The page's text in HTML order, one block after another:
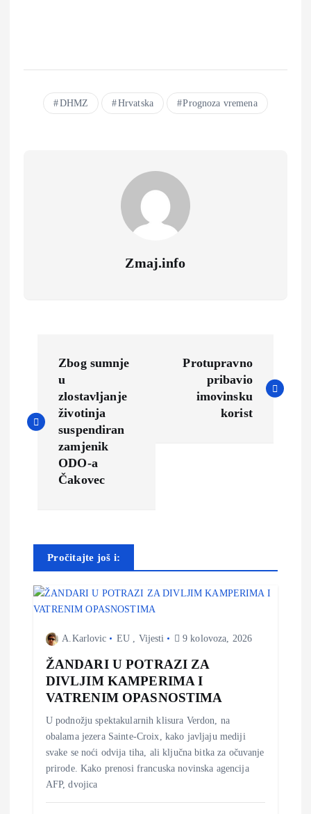
DHMZ Hrvatska Prognoza vremena
Zmaj.info
v
c
Zbog sumnje
u
zlostavljanje
životinja
suspendiran
zamjenik
ODO-a
Čakovec
Protupravno
pribavio
imovinsku
korist
Pročitajte još i:
A.Karlovic EU Vijesti 9 kolovoza, 2026
ŽANDARI U POTRAZI ZA
DIVLJIM KAMPERIMA I
VATRENIM OPASNOSTIMA
U podnožju spektakularnih klisura Verdon, na
obalama jezera Sainte-Croix, kako javljaju mediji
svake se noći odvija tiha, ali ključna bitka za očuvanje
prirode. Kako prenosi francuska novinska agencija
AFP, dvojica